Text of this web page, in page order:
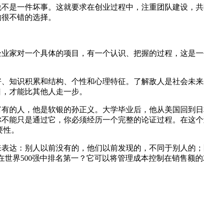
是一件坏事。这就要求在创业过程中，注重团队建设，
不错的选择。
家对一个具体的项目，有一个认识、把握的过程，这是
知识积累和结构、个性和心理特征。了解敌人是社会未
才能比其他人走一步。
的人，他是软银的孙正义。大学毕业后，他从美国回到
能只是通过它，你必须经历一个完整的论证过程。在这
。
达：别人以前没有的，他们以前发现的，不同于别人的
界500强中排名第一？它可以将管理成本控制在销售额